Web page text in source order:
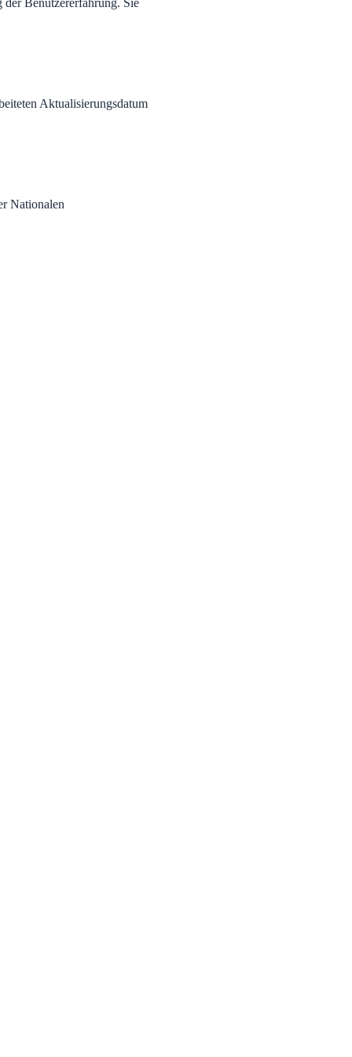
Benutzererfahrung. Sie
Aktualisierungsdatum
Nationalen